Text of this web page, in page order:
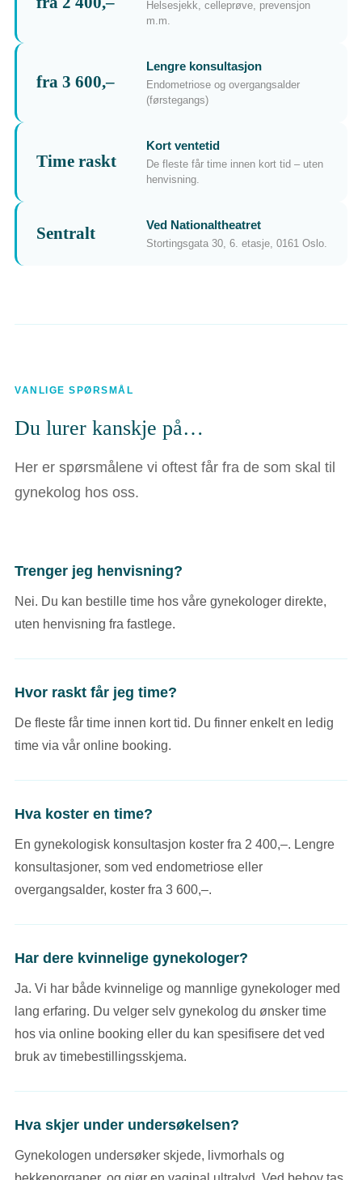
Helsesjekk, celleprøve, prevensjon
m.m.
fra 3 600,–
Lengre konsultasjon
Endometriose og overgangsalder
(førstegangs)
Time raskt
Kort ventetid
De fleste får time innen kort tid – uten
henvisning.
Sentralt Ved Nationaltheatret
Stortingsgata 30, 6. etasje, 0161 Oslo.
VANLIGE SPØRSMÅL
Du lurer kanskje på…
Her er spørsmålene vi oftest får fra de som skal til
gynekolog hos oss.
Trenger jeg henvisning?
Nei. Du kan bestille time hos våre gynekologer direkte,
uten henvisning fra fastlege.
Hvor raskt får jeg time?
De fleste får time innen kort tid. Du finner enkelt en ledig
time via vår online booking.
Hva koster en time?
En gynekologisk konsultasjon koster fra 2 400,–. Lengre
konsultasjoner, som ved endometriose eller
overgangsalder, koster fra 3 600,–.
Har dere kvinnelige gynekologer?
Ja. Vi har både kvinnelige og mannlige gynekologer med
lang erfaring. Du velger selv gynekolog du ønsker time
hos via online booking eller du kan spesifisere det ved
bruk av timebestillingsskjema.
Hva skjer under undersøkelsen?
Gynekologen undersøker skjede, livmorhals og